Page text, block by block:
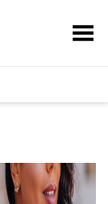
Toggle Menu